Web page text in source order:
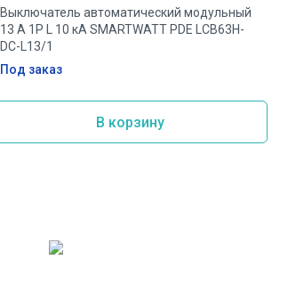
Выключатель автоматический модульный
13 А 1P L 10 кА SMARTWATT PDE LCB63H-
DC-L13/1
Под заказ
В корзину